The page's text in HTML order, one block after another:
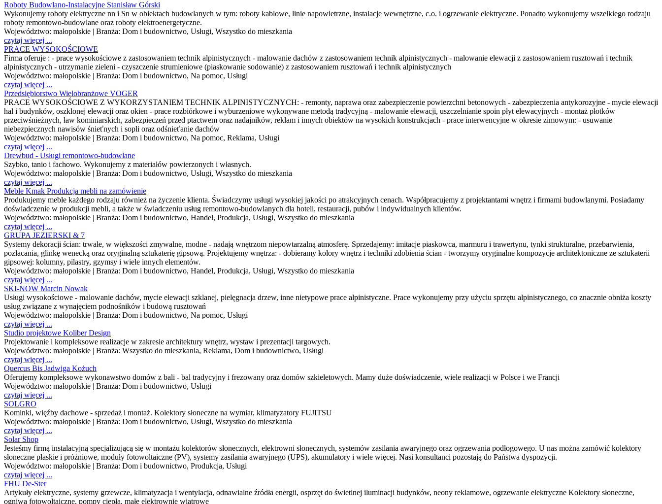
Roboty Budowlano-Instalacyjne Stanisław Górski
Wykonujemy roboty elektryczne nn i Sn w obiektach budowlanych w tym: roboty kablowe, linie napowietrzne, instalacje wewnętrzne, c.o. i ogrzewanie elektryczne. Ponadto wykonujemy wszelkiego rodzaju
roboty remontowo-budowlane oraz roboty elektroenergetyczne.
Województwo: małopolskie | Branża: Dom i budownictwo, Usługi, Wszystko do mieszkania
czytaj więcej ...
PRACE WYSOKOŚCIOWE
Firma oferuje : - prace wysokościowe z zastosowaniem technik alpinistycznych - malowanie dachów z zastosowaniem technik alpinistycznych - malowanie elewacji z zastosowaniem rusztowań i technik
alpinistycznych - utrzymanie zieleni - czyszczenie strumieniowe (piaskowanie sodowanie) z zastosowaniem rusztowań i technik alpinistycznych
Województwo: małopolskie | Branża: Dom i budownictwo, Na pomoc, Usługi
czytaj więcej ...
Przedsiębiorstwo Wielobranżowe VOGER
PRACE WYSOKOŚCIOWE Z WYKORZYSTANIEM TECHNIK ALPINISTYCZNYCH: - remonty, naprawa oraz zabezpieczenie powierzchni betonowych - zabezpieczenia antykorozyjne - mycie elewacji
hal i budynków, oszklonej elewacji oraz okien - prace rozbiórkowe i wyburzeniowe wykonywane metodą tradycyjną - malowanie elewacji, uszczelnianie spoin płyt elewacyjnych - montaż płotków
przeciwśnieżnych, ław kominiarskich, zabezpieczeń przed ptactwem oraz nadajników, reklam i innych obiektów na wysokich konstrukcjach - prace interwencyjne w okresie zimowym: - usuwanie
niebezpiecznych nawisów śnieťnych i sopli oraz odśnieťanie dachów
Województwo: małopolskie | Branża: Dom i budownictwo, Na pomoc, Reklama, Usługi
czytaj więcej ...
Drewbud - Usługi remontowo-budowlane
Szybko, tanio i fachowo. Wykonujemy z materiałów powierzonych i własnych.
Województwo: małopolskie | Branża: Dom i budownictwo, Usługi, Wszystko do mieszkania
czytaj więcej ...
Meble Kmak Produkcja mebli na zamówienie
Produkujemy meble każdego rodzaju również na życzenie klienta. Świadczymy usługi wysokiej jakości po atrakcyjnych cenach. Współpracujemy z projektantami wnętrz i firmami budowlanymi. Posiadamy
doświadczenie w produkcji mebli, a także w świadczeniu usług remontowo-budowlanych dla hoteli, restauracji, pubów i indywidualnych klientów.
Województwo: małopolskie | Branża: Dom i budownictwo, Handel, Produkcja, Usługi, Wszystko do mieszkania
czytaj więcej ...
GRUPA JEZIERSKI & 7
Systemy dekoracji ścian: trwałe, w większości zmywalne, modne - nadają wnętrzom niepowtarzalną atmosferę. Sprzedajemy: imitacje piaskowca, marmuru i trawertynu, tynki strukturalne, przebarwienia,
pozłacania, glinkę wenecką oraz oryginalną sztukaterię gipsową. Projektujemy wnętrza: - dobieramy kolory wnętrz i techniki zdobienia ścian - tworzymy oryginalne kompozycje architektoniczne ze sztukaterii
gipsowej: kolumny, pilastry, gzymsy i wiele innych elementów.
Województwo: małopolskie | Branża: Dom i budownictwo, Handel, Produkcja, Usługi, Wszystko do mieszkania
czytaj więcej ...
SKI-NOW Marcin Nowak
Usługi wysokościowe - malowanie dachów, mycie elewacji szklanej, pielęgnacja drzew, inne nietypowe prace alpinistyczne. Prace wykonujemy przy użyciu sprzętu alpinistycznego, co znacznie obniża koszty
usług związane z wynajęciem podnośników i budową rusztowań
Województwo: małopolskie | Branża: Dom i budownictwo, Na pomoc, Usługi
czytaj więcej ...
Studio projektowe Koliber Design
Projektowanie i kompleksowe realizacje w zakresie architektury wnętrz, wystaw i prezentacji targowych.
Województwo: małopolskie | Branża: Wszystko do mieszkania, Reklama, Dom i budownictwo, Usługi
czytaj więcej ...
Quercus Bis Jadwiga Kożuch
Oferujemy kompleksowe wykonawstwo domów z bali - bal tradycyjny i frezowany oraz domów szkieletowych. Mamy duże doświadczenie, wiele realizacji w Polsce i we Francji
Województwo: małopolskie | Branża: Dom i budownictwo, Usługi
czytaj więcej ...
SOLGRO
Kominki, więźby dachowe - sprzedaż i montaż. Kolektory słoneczne na wymiar, klimatyzatory FUJITSU
Województwo: małopolskie | Branża: Dom i budownictwo, Usługi, Wszystko do mieszkania
czytaj więcej ...
Solar Shop
Jesteśmy firmą instalacyjną specjalizującą się w montażu kolektorów słonecznych, elektrowni słonecznych, systemów zasilania awaryjnego oraz ogrzewania podłogowego. U nas można zamówić kolektory
słoneczne płaskie i próżniowe, moduły fotowoltaiczne (PV), systemy zasilania awaryjnego (UPS), akumulatory i wiele więcej. Nasi konsultanci pozostają do Państwa dyspozycji.
Województwo: małopolskie | Branża: Dom i budownictwo, Produkcja, Usługi
czytaj więcej ...
FHU De-Ster
Artykuły elektryczne, systemy grzewcze, klimatyzacja i wentylacja, odnawialne źródła energii, osprzęt do świetlnej iluminacji budynków, neony reklamowe, ogrzewanie elektryczne Kolektory słoneczne,
ogniwa fotowoltaiczne, pompy ciepła, małe elektrownie wiatrowe